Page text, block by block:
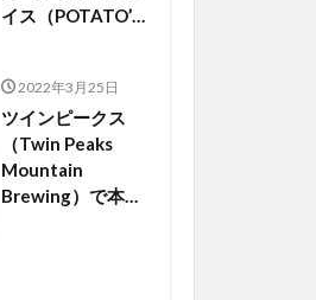
イス（POTATO’S
くば市松代にオー
プン【つくば開
店】
2022年3月25日
ツインピークス
（Twin Peaks
Mountain
Brewing）で本場